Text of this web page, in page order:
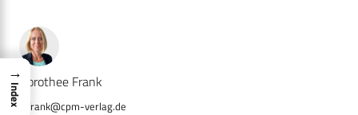
Dorothee Frank
d.frank@cpm-verlag.de
→
Index